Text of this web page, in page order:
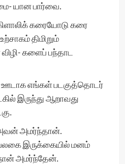
யான பார்வை.
கரையோடு கரை
திமிறும்
களைப் பந்தாட
ஊடாக எங்கள் படகுத்தொடர்
இருந்து ஆறாவது
அமர்ந்தான்.
இருக்கையில் மனம்
அமர்ந்தேன்.